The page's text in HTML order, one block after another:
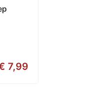
7,99